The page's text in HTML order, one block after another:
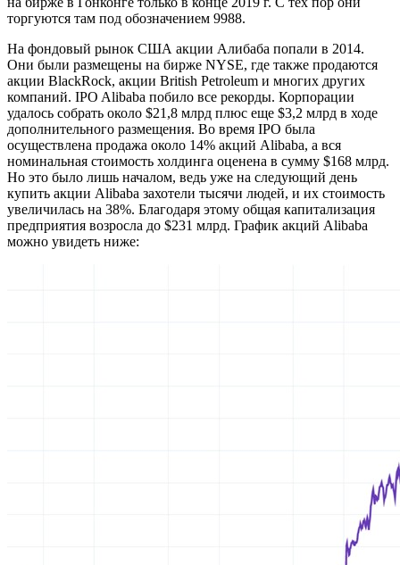
торгуются там под обозначением 9988.
На фондовый рынок США акции Алибаба попали в 2014.
Они были размещены на бирже NYSE, где также продаются
акции BlackRock, акции British Petroleum и многих других
компаний. IPO Alibaba побило все рекорды. Корпорации
удалось собрать около $21,8 млрд плюс еще $3,2 млрд в ходе
дополнительного размещения. Во время IPO была
осуществлена продажа около 14% акций Alibaba, а вся
номинальная стоимость холдинга оценена в сумму $168 млрд.
Но это было лишь началом, ведь уже на следующий день
купить акции Alibaba захотели тысячи людей, и их стоимость
увеличилась на 38%. Благодаря этому общая капитализация
предприятия возросла до $231 млрд. График акций Alibaba
можно увидеть ниже: